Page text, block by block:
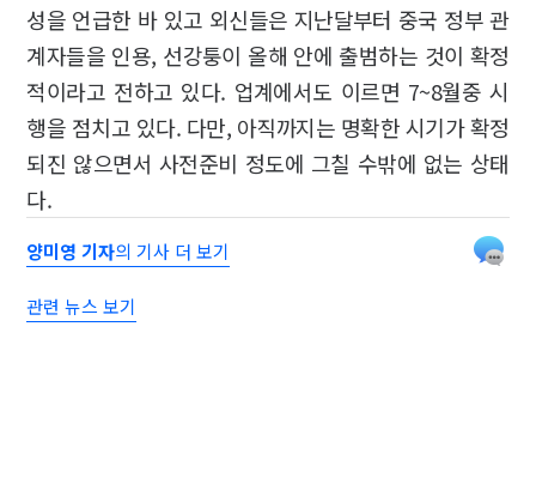
성을 언급한 바 있고 외신들은 지난달부터 중국 정부 관
계자들을 인용, 선강퉁이 올해 안에 출범하는 것이 확정
적이라고 전하고 있다. 업계에서도 이르면 7~8월중 시
행을 점치고 있다. 다만, 아직까지는 명확한 시기가 확정
되진 않으면서 사전준비 정도에 그칠 수밖에 없는 상태
다.
양미영 기자의 기사 더 보기
관련 뉴스 보기